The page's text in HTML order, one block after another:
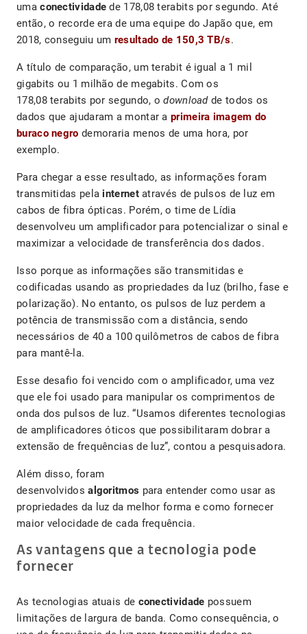
umaconectividade de 178,08 terabits por segundo. Até
então, o recorde era de uma equipe do Japão que, em
2018, conseguiu um resultado de 150,3 TB/s.
A título de comparação, um terabit é igual a 1 mil
gigabits ou 1 milhão de megabits. Com os
178,08 terabits por segundo, odownloadde todos os
dados que ajudaram a montar aprimeira imagem do
buraco negro demoraria menos de uma hora, por
exemplo.
Para chegar a esse resultado, as informações foram
transmitidas pela internetatravés de pulsos de luz em
cabos de fibra ópticas. Porém, o time de Lídia
desenvolveu um amplificador para potencializar o sinal e
maximizar a velocidade de transferência dos dados.
Isso porque as informações são transmitidas e
codificadas usando as propriedades da luz (brilho, fase e
polarização). No entanto, os pulsos de luz perdem a
potência de transmissão com a distância, sendo
necessários de 40 a 100 quilômetros de cabos de fibra
para mantê-la.
Esse desafio foi vencido com o amplificador, uma vez
que ele foi usado para manipular os comprimentos de
onda dos pulsos de luz. “Usamos diferentes tecnologias
de amplificadores óticos que possibilitaram dobrar a
extensão de frequências de luz”, contou a pesquisadora.
Além disso, foram
desenvolvidosalgoritmos para entender como usar as
propriedades da luz da melhor forma e como fornecer
maior velocidade de cada frequência.
As vantagens que a tecnologia pode
fornecer
As tecnologias atuais de conectividade possuem
limitações de largura de banda. Como consequência, o